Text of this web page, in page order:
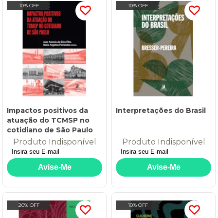
10% OFF
Impactos positivos da
atuação do TCMSP no
cotidiano de São Paulo
Produto Indisponível
10% OFF
Interpretações do Brasil
Produto Indisponível
20% OFF 10% OFF